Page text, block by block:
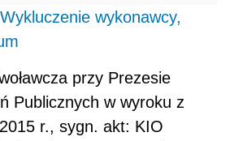
Wykluczenie wykonawcy,
przy Prezesie
Publicznych w wyroku z
r., sygn. akt: KIO